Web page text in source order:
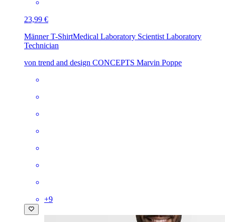
23,99 €
Männer T-ShirtMedical Laboratory Scientist Laboratory
Technician
von trend and design CONCEPTS Marvin Poppe
+9